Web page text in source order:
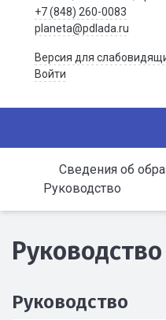
+7 (848) 260-0083
planeta@pdlada.ru
Версия для
Войти
Сведения об
Руководство
Руководство
Руководство